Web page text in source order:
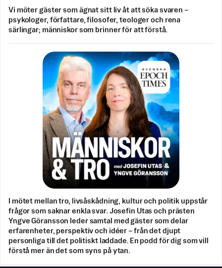
Vi möter gäster som ägnat sitt liv åt att söka svaren –
psykologer, författare, filosofer, teologer och rena
särlingar; människor som brinner för att förstå.
I mötet mellan tro, livsåskådning, kultur och politik uppstår
frågor som saknar enkla svar. Josefin Utas och prästen
Yngve Göransson leder samtal med gäster som delar
erfarenheter, perspektiv och idéer – från det djupt
personliga till det politiskt laddade. En podd för dig som vill
förstå mer än det som syns på ytan.